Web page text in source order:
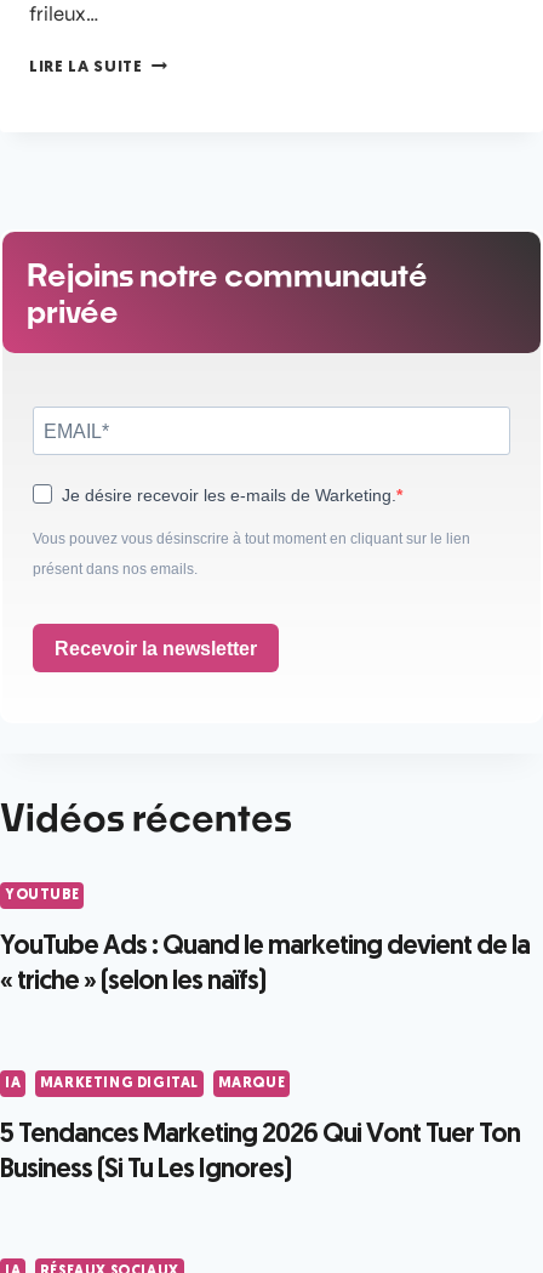
frileux…
LIRE LA SUITE
Rejoins notre communauté
privée
Je désire recevoir les e-mails de Warketing.
Vous pouvez vous désinscrire à tout moment en cliquant sur le lien
présent dans nos emails.
Recevoir la newsletter
Vidéos récentes
YOUTUBE
YouTube Ads : Quand le marketing devient de la
« triche » (selon les naïfs)
IA MARKETING DIGITAL MARQUE
5 Tendances Marketing 2026 Qui Vont Tuer Ton
Business (Si Tu Les Ignores)